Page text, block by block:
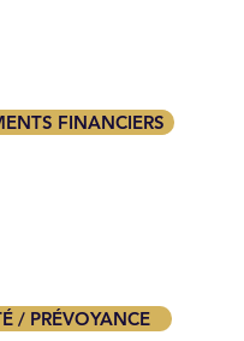
FINANCIERS
/ PRÉVOYANCE